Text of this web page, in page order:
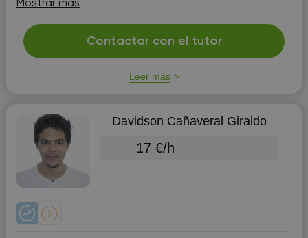
Mostrar más
Contactar con el tutor
Leer más
Davidson Cañaveral Giraldo
17 €/h